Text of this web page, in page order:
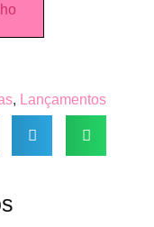
, Lançamentos